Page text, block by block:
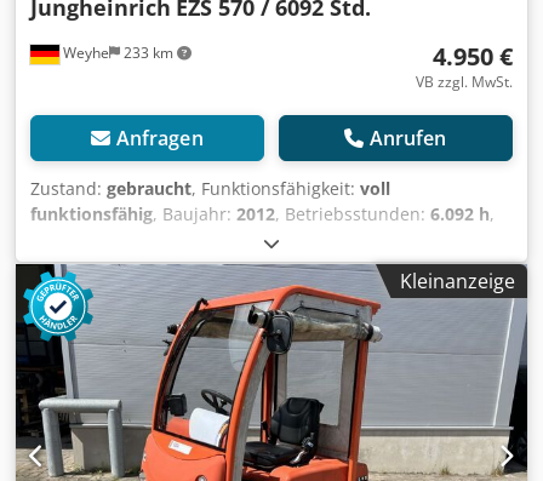
Weyhe 233 km
Jungheinrich EZS 570 / 6092 Std.
4.950 €
VB zzgl. MwSt.
Anfragen Anrufen
Zustand: gebraucht, Funktionsfähigkeit: voll
funktionsfähig, Baujahr: 2012, Betriebsstunden: 6.092 h,
, Antriebsart:
Belastung:7.000 N, Schlepper Getriebe: Automatik
Zustand: Einsatzbereit und voll funktionsfähig Zustand
Technisch: gut Codpfx Aezr Slmspvsrf Bereifung vorne Typ:
Superelastik Bereifung vorne Zustand: 80 - 100% Bereifung
hinten Typ: Superelastik Bereifung hinten Zustand: 80 -
100% Batterie Volt: 48V Beschreibung: Preis gilt inklusive
neuer UVV Prüfung und neuer Lackierung, Batterie wird
regeneriert mit Power Cycler, Eine neue oder junge
überholte Batterie kann gegen Aufpreis erworben werden,
Kleinanzeige